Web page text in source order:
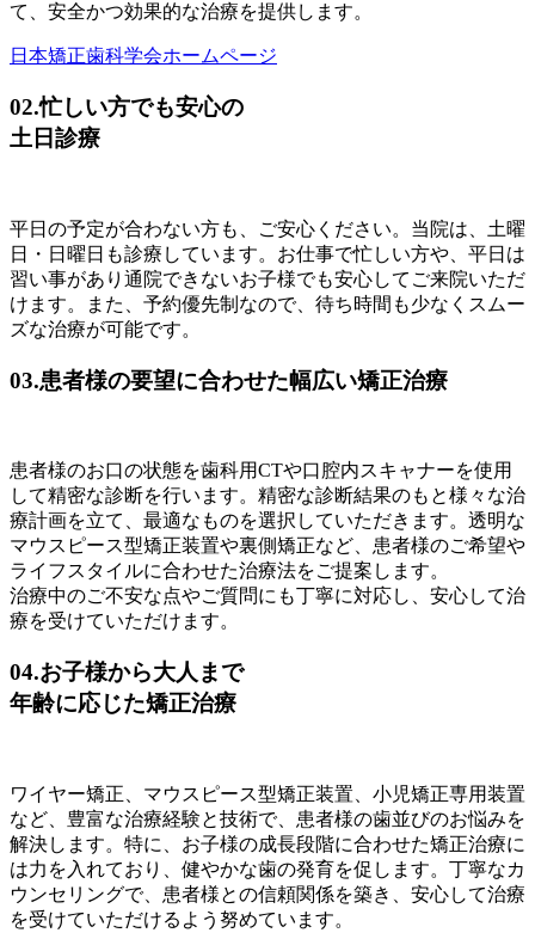
て、安全かつ効果的な治療を提供します。
日本矯正歯科学会ホームページ
02.忙しい方でも安心の
土日診療
平日の予定が合わない方も、ご安心ください。当院は、土曜
日・日曜日も診療しています。お仕事で忙しい方や、平日は
習い事があり通院できないお子様でも安心してご来院いただ
けます。また、予約優先制なので、待ち時間も少なくスムー
ズな治療が可能です。
03.患者様の要望に合わせた幅広い矯正治療
患者様のお口の状態を歯科用CTや口腔内スキャナーを使用
して精密な診断を行います。精密な診断結果のもと様々な治
療計画を立て、最適なものを選択していただきます。透明な
マウスピース型矯正装置や裏側矯正など、患者様のご希望や
ライフスタイルに合わせた治療法をご提案します。
治療中のご不安な点やご質問にも丁寧に対応し、安心して治
療を受けていただけます。
04.お子様から大人まで
年齢に応じた矯正治療
ワイヤー矯正、マウスピース型矯正装置、小児矯正専用装置
など、豊富な治療経験と技術で、患者様の歯並びのお悩みを
解決します。特に、お子様の成長段階に合わせた矯正治療に
は力を入れており、健やかな歯の発育を促します。丁寧なカ
ウンセリングで、患者様との信頼関係を築き、安心して治療
を受けていただけるよう努めています。